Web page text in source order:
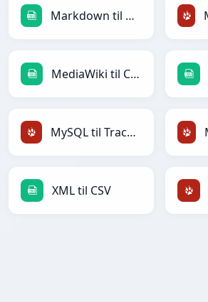
Markdown til CSV
MediaWiki til CSV
MySQL til TracWiki
XML til CSV